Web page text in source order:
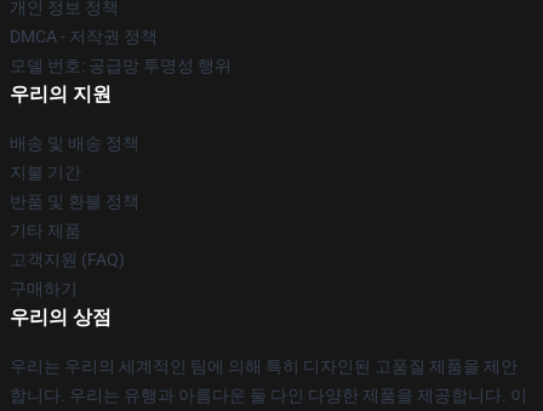
개인 정보 정책
DMCA - 저작권 정책
모델 번호: 공급망 투명성 행위
우리의 지원
배송 및 배송 정책
지불 기간
반품 및 환불 정책
기타 제품
고객지원 (FAQ)
구매하기
우리의 상점
우리는 우리의 세계적인 팀에 의해 특히 디자인된 고품질 제품을 제안
합니다. 우리는 유행과 아름다운 둘 다인 다양한 제품을 제공합니다. 이